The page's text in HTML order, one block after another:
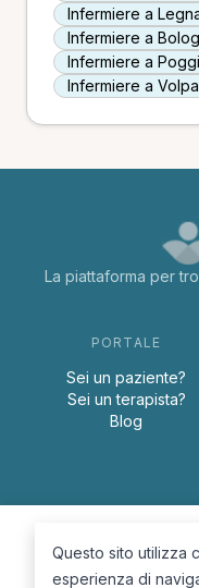
Infermiere a
Infermiere a
Infermiere a
Infermiere a
La piattaforma per
PORTALE
Sei un paziente?
Sei un terapista?
Blog
Questo sito utilizza
esperienza di